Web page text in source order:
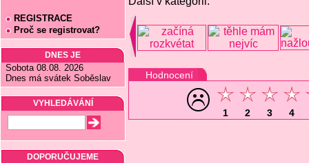
REGISTRACE
Proč se registrovat?
DNES JE
Sobota 08.08. 2026
Dnes má svátek Soběslav
VYHLEDÁVÁNÍ
DOPORUČUJEME
Hodnocení
1 2 3 4